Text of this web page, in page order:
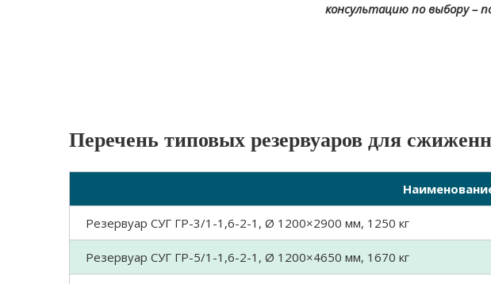
консультацию по выбору –
Перечень типовых резервуаров для
Резервуар СУГ ГР-3/1-1,6-2-1, Ø 1200×2900 мм, 1250 кг
Резервуар СУГ ГР-5/1-1,6-2-1, Ø 1200×4650 мм, 1670 кг